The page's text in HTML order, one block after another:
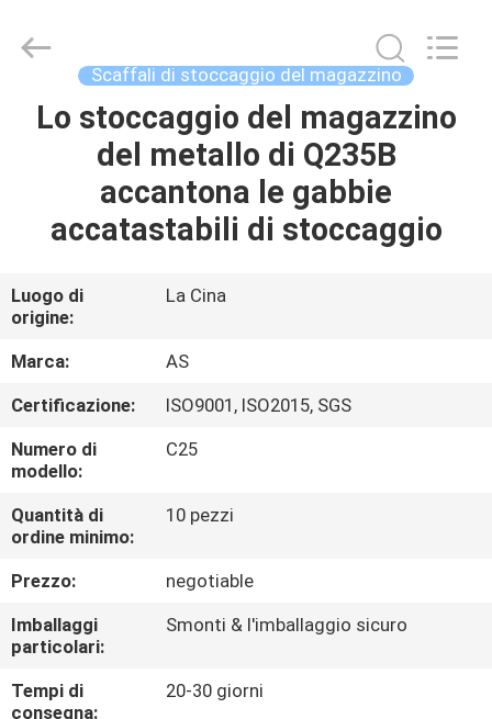
CASA
PRODOTTI
CIRCA
NOI
GIRO
DELLA
FABBRICA
CONTROLLO
DI
QUALITÀ
Display
Shelves
Scaffali di stoccaggio del magazzino
Lo stoccaggio del magazzino
del metallo di Q235B
accantona le gabbie
accatastabili di stoccaggio
Luogo di
origine:
La Cina
Marca:
AS
Certificazione:
ISO9001, ISO2015, SGS
Numero di
modello:
C25
Quantità di
ordine minimo:
10 pezzi
Prezzo:
negotiable
Imballaggi
particolari:
Smonti & l'imballaggio sicuro
Tempi di
consegna:
20-30 giorni